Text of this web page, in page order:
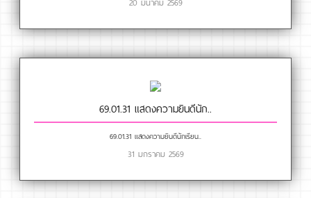
69.01.31 แสดงความยินดีนัก..
69.01.31 แสดงความยินดีนักเรียน..
31 มกราคม 2569